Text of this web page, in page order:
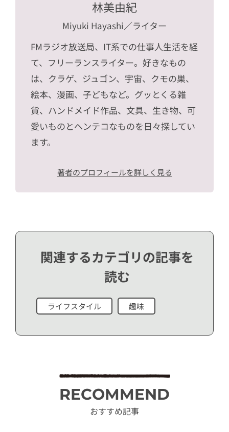
林美由紀
Miyuki Hayashi／ライター
FMラジオ放送局、IT系での仕事人生活を経
て、フリーランスライター。好きなもの
は、クラゲ、ジュゴン、宇宙、クモの巣、
絵本、漫画、子どもなど。グッとくる雑
貨、ハンドメイド作品、文具、生き物、可
愛いものとヘンテコなものを日々探してい
ます。
著者のプロフィールを詳しく見る
関連するカテゴリの記事を
読む
ライフスタイル 趣味
RECOMMEND
おすすめ記事